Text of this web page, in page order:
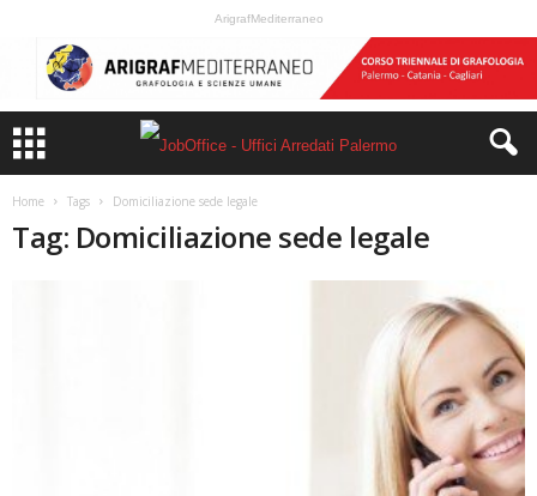
ArigrafMediterraneo
Home Tags Domiciliazione sede legale
Tag: Domiciliazione sede legale